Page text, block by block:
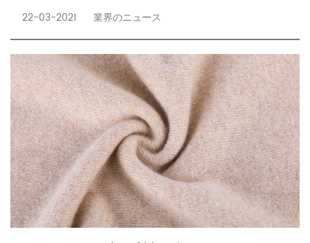
22-03-2021 業界のニュース